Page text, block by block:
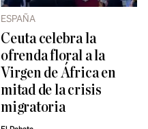
ESPAÑA
Ceuta celebra la
ofrenda floral a la
Virgen de África en
mitad de la crisis
migratoria